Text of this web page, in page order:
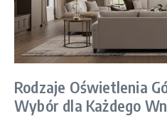
Rodzaje Oświetlenia
Wybór dla Każdego